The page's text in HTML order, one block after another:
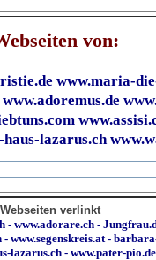
von:
www.maria-
www.adoremus.de
haus-lazarus.ch
verlinkt
- www.adorare.ch -
- www.segenskreis.at -
lazarus.ch - www.pater-pio.de